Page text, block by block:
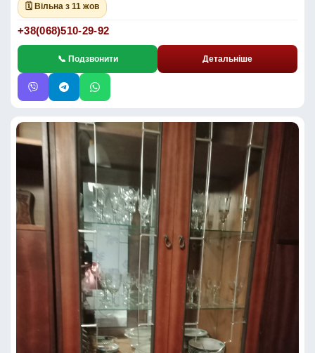
🗓 Вільна з 11 жов
+38(068)510-29-92
📞 Подзвонити Детальніше